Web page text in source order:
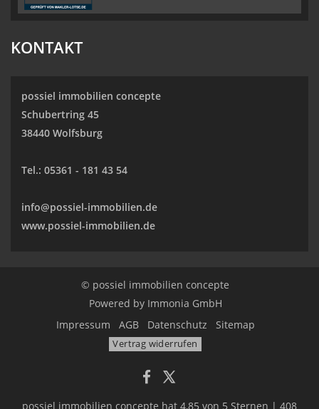
KONTAKT
possiel immobilien concepte
Schubertring 45
38440 Wolfsburg
Tel.: 05361 - 181 43 54
info@possiel-immobilien.de
www.possiel-immobilien.de
© possiel immobilien concepte
Powered by Immonia GmbH
Impressum
AGB Datenschutz Sitemap
Vertrag widerrufen
possiel immobilien concepte hat 4,85 von 5 Sternen | 408